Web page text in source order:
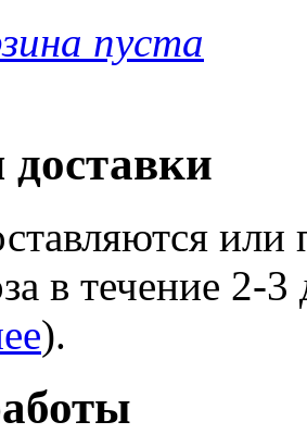
пуста
доставки
в течение 2-
).